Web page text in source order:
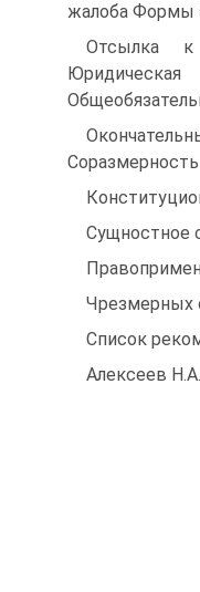
жалоба Формы
Отсылка
Сущностное
Чрезмерных
Список
Алексеев Н.А.